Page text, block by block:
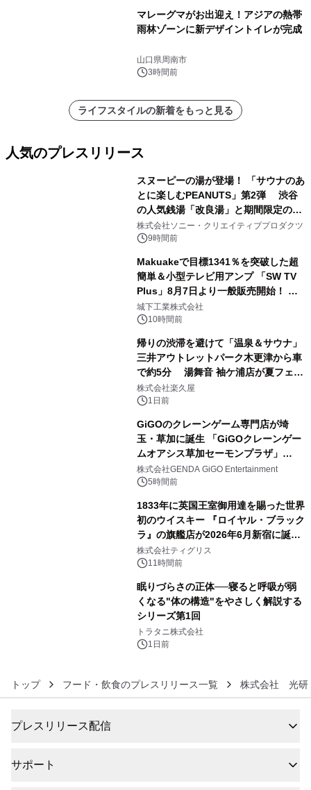
マレーグマがお出迎え！アジアの熱帯
雨林ゾーンに新デザイントイレが完成
山口県周南市
3時間前
ライフスタイルの新着をもっと見る
人気のプレスリリース
スヌーピーの湯が登場！ 「サウナのあ
とに楽しむPEANUTS」第2弾 渋谷
の人気銭湯「改良湯」と期間限定のコ
ラボレーション サウナイキタイコラ
ボグッズも発売決定！
株式会社ソニー・クリエイティブプロダクツ
9時間前
Makuakeで目標1341％を突破した超
簡単＆小型テレビ用アンプ 「SW TV
Plus」8月7日より一般販売開始！ ケ
ーブル1本つなぐだけ、テレビの音が
ぐっと豊かに
城下工業株式会社
10時間前
帰りの渋滞を避けて「温泉＆サウナ」
三井アウトレットパーク木更津から車
で約5分 湯舞音 袖ケ浦店が夏フェア
メニューを提供
株式会社楽久屋
1日前
GiGOのクレーンゲーム専門店が埼
玉・草加に誕生 「GiGOクレーンゲー
ムオアシス草加セーモンプラザ」
2026年8月7日(金)10時グランドオープ
ン
株式会社GENDA GiGO Entertainment
5時間前
1833年に英国王室御用達を賜った世界
初のウイスキー 『ロイヤル・ブラック
ラ』の旗艦店が2026年6月新宿に誕
生 バカルディ ジャパンと連携した
没入型バー「BAR Arca」
株式会社ティグリス
11時間前
眠りづらさの正体──寝ると呼吸が弱
くなる"体の構造"をやさしく解説する
シリーズ第1回
トラタニ株式会社
1日前
トップ フード・飲食のプレスリリース一覧 株式会社 光研
プレスリリース配信
サポート